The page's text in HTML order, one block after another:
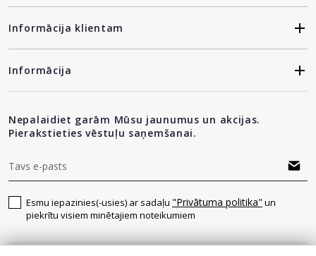
Informācija klientam
Informācija
Nepalaidiet garām Mūsu jaunumus un akcijas.
Pierakstieties vēstuļu saņemšanai.
Esmu iepazinies(-usies) ar sadaļu "Privātuma politika" un
piekrītu visiem minētajiem noteikumiem